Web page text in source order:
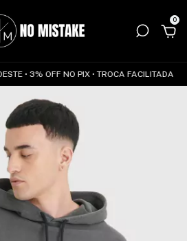
0
• 3% OFF NO PIX • TROCA FACILITADA